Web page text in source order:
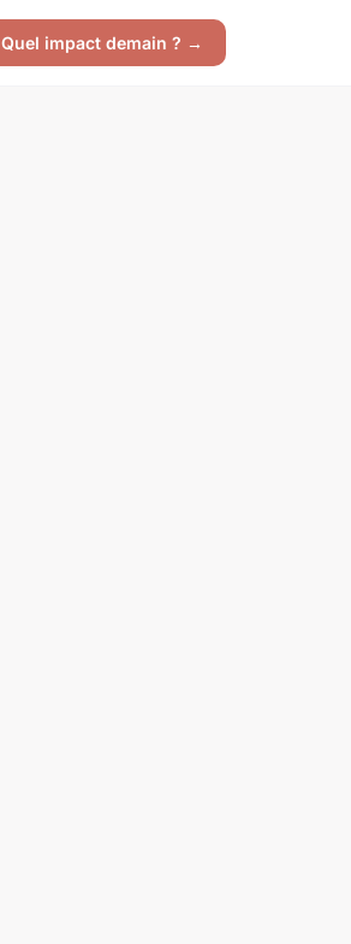
Quel impact demain ? →